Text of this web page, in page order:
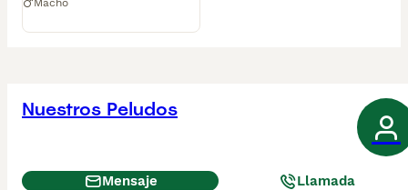
Macho
Nuestros Peludos
Mensaje Llamada